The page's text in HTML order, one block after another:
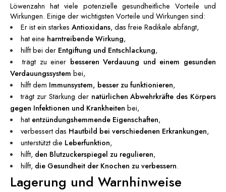
Löwenzahn hat viele potenzielle gesundheitliche Vorteile und
Wirkungen. Einige der wichtigsten Vorteile und Wirkungen sind:
Er ist ein starkes Antioxidans, das freie Radikale abfängt,
hat eine harntreibende Wirkung,
hilft bei der Entgiftung und Entschlackung,
trägt zu einer besseren Verdauung und einem gesunden
Verdauungssystem bei,
hilft dem Immunsystem, besser zu funktionieren,
trägt zur Stärkung der natürlichen Abwehrkräfte des Körpers
gegen Infektionen und Krankheiten bei,
hat entzündungshemmende Eigenschaften,
verbessert das Hautbild bei verschiedenen Erkrankungen,
unterstützt die Leberfunktion,
hilft, den Blutzuckerspiegel zu regulieren,
hilft, die Gesundheit der Knochen zu verbessern.
Lagerung und Warnhinweise